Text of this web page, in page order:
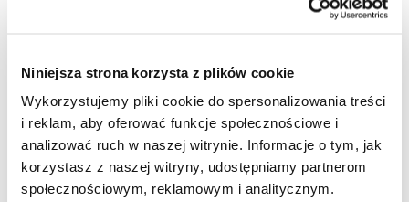
Niniejsza strona korzysta z plików cookie
Wykorzystujemy pliki cookie do spersonalizowania treści
i reklam, aby oferować funkcje społecznościowe i
analizować ruch w naszej witrynie. Informacje o tym, jak
korzystasz z naszej witryny, udostępniamy partnerom
społecznościowym, reklamowym i analitycznym.